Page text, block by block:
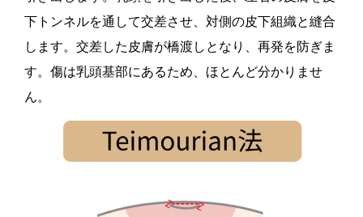
下トンネルを通して交差させ、対側の皮下組織と縫合
します。交差した皮膚が橋渡しとなり、再発を防ぎま
す。傷は乳頭基部にあるため、ほとんど分かりませ
ん。